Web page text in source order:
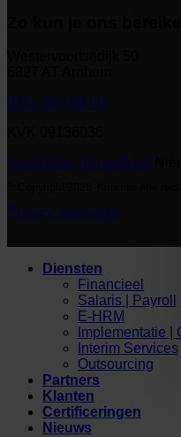
026 - 389 89 00
Inschrijven nieuwsbrief
Privacy statement
Diensten
Financieel
Salaris | Payroll
E-HRM
Implementatie |
Interim Services
Outsourcing
Partners
Klanten
Certificeringen
Nieuws